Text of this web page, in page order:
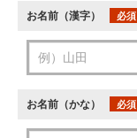
お名前（漢字） 必須
お名前（かな） 必須